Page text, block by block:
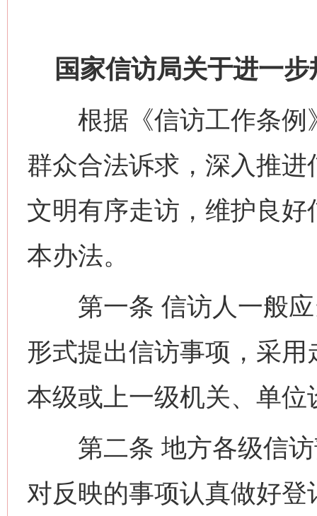
国家信访局关于进一
根据《信访工作条例
群众合法诉求，深入推
文明有序走访，维护良
本办法。
第一条 信访人一般应
形式提出信访事项，采
本级或上一级机关、单
第二条 地方各级信访
对反映的事项认真做好